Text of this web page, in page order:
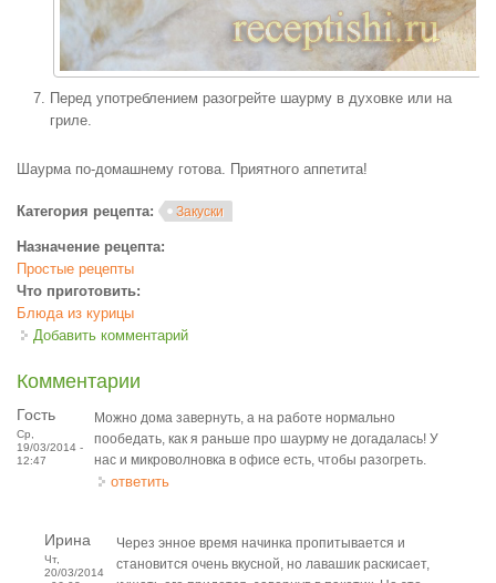
Перед употреблением разогрейте шаурму в духовке или на
гриле.
Шаурма по-домашнему готова. Приятного аппетита!
Категория рецепта: Закуски
Назначение рецепта:
Простые рецепты
Что приготовить:
Блюда из курицы
Добавить комментарий
Комментарии
Гость
Ср,
19/03/2014 -
12:47
Можно дома завернуть, а на работе нормально
пообедать, как я раньше про шаурму не догадалась! У
нас и микроволновка в офисе есть, чтобы разогреть.
ответить
Ирина
Чт,
20/03/2014
Через энное время начинка пропитывается и
становится очень вкусной, но лавашик раскисает,